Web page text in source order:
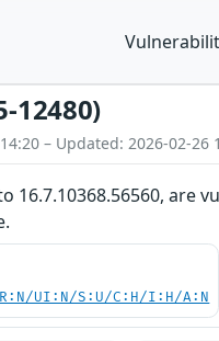
12480)
– Updated: 2026-02-26
16.7.10368.56560, are
UI:N/S:U/C:H/I:H/A:N